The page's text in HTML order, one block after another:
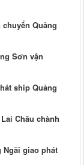
Quảng
Sơn vận
ship Quảng
Châu chành
Ngãi giao phát